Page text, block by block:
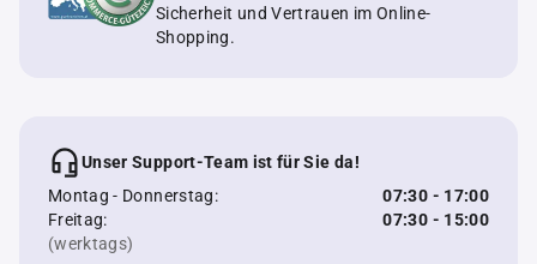
Sicherheit und Vertrauen im Online-
Shopping.
Unser Support-Team ist für Sie da!
Montag - Donnerstag:
07:30 - 17:00
Freitag:
07:30 - 15:00
(werktags)